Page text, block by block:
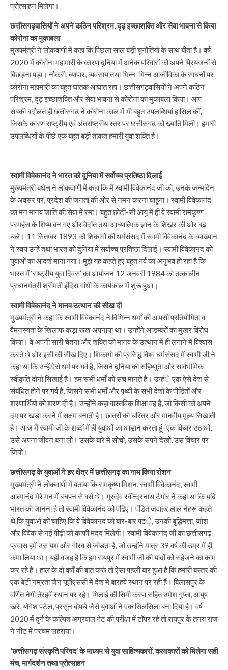
प्रोत्साहन मिलेगा।
छत्तीसगढ़वासियों ने अपने कठिन परिश्रम, दृढ़ इच्छाशक्ति और सेवा भावना से किया
कोरोना का मुकाबला
मुख्यमंत्री ने लोकवाणी में कहा कि पिछला साल बड़ी चुनौतियों के साथ बीता है। वर्ष
2020 में कोरोना महामारी के कारण दुनिया में अनेक परिवारों को अपने प्रियजनों से
बिछड़़ना पड़ा। नौकरी, व्यापार, व्यवसाय तथा भिन्न-भिन्न आजीविका के साधनों पर
कोरोना महामारी का बहुत घातक आघात रहा। छत्तीसगढ़वासियों ने अपने कठिन
परिश्रम, दृढ़ इच्छाशक्ति और सेवा भावना से कोरोना का मुकाबला किया। आप
सबकी बदौलत ही छत्तीसगढ़ ने कोरोना काल में भी बहुत उपलब्धियां हासिल कीं,
जिसके कारण राष्ट्रीय एवं अंतर्राष्ट्रीय स्तर पर छत्तीसगढ़ को ख्याति मिली। हमारी
उपलब्धियों के पीछे एक बहुत बड़ी ताकत हमारी युवा शक्ति है।
स्वामी विवेकानंद ने भारत को दुनिया में सर्वोच्च प्रतिष्ठा दिलाई
मुख्यमंत्री बघेल ने लोकवाणी में कहा कि मैं स्वामी विवेकानंद जी को, उनके जन्मदिन
के अवसर पर, प्रदेश की जनता की ओर से नमन करना चाहूंगा। स्वामी विवेकानंद
का मन मानव जाति की सेवा में रमा। बहुत छोटी-सी आयु में ही वे स्वामी रामकृष्ण
परमहंस के शिष्य बन गए और वेदांत तथा आध्यात्मिक ज्ञान के शिखर की ओर बढ़
चले। 11 सितम्बर 1893 को शिकागो की धर्मसंसद में स्वामी विवेकानंद के व्याख्यान
ने स्वयं उन्हें तथा भारत को दुनिया में सर्वोच्च प्रतिष्ठा दिलाई। स्वामी विवेकानंद को
युवाओं का आदर्श माना गया। मुझे यह कहते हुए बहुत गर्व का अनुभव हो रहा है कि
भारत में ‘राष्ट्रीय युवा दिवस’ का आयोजन 12 जनवरी 1984 को तत्कालीन
प्रधानमंत्री श्रीमती इंदिरा गांधी के कार्यकाल में शुरू हुआ।
स्वामी विवेकानंद ने मानव उत्थान की सीख दी
मुख्यमंत्री ने कहा कि स्वामी विवेकानंद ने विभिन्न धर्मों की आपसी प्रतियोगिता व
वैमनस्यता के खिलाफ कड़ा रूख अपनाया था। उन्होंने आडम्बरों का मुखर विरोध
किया। वे अपनी सारी चेतना और शक्ति को मानव के उत्थान में ही लगाने में विश्वास
करते थे और इसी की सीख दिए। शिकागो की प्रसिद्ध विश्व धर्मसंसद में स्वामी जी ने
कहा था कि उन्हें ऐसे धर्म पर गर्व है, जिसने दुनिया को सहिष्णुता और सार्वभौमिक
स्वीकृति दोनों सिखाई है। हम सभी धर्मों को सच मानते हैं। उन्हंे एक ऐसे देश से
संबंधित होने पर गर्व है, जिसने सभी धर्मों और पृथ्वी के सभी देशों के पीडि़तों और
शरणार्थियों को शरण दी है। उन्होंने कहा वास्तविक शिक्षा वह है, जो किसी को अपने
दम पर खड़ा करने में सक्षम बनाती है। छात्रों को चरित्र और मानवीय मूल्य सिखाती
है। आज मैं स्वामी जी के शब्दों में ही युवाओं का आह्वान करता हूं-‘एक विचार उठाओ,
उसे अपना जीवन बना लो। उसके बारे में सोचो, उसके सपने देखो, उस विचार पर
जियो।
छत्तीसगढ़ के युवाओं ने हर क्षेत्र में छत्तीसगढ़ का नाम किया रोशन
मुख्यमंत्री ने लोकवाणी में बताया कि रामकृष्ण मिशन, स्वामी विवेकानंद, स्वामी
आत्मानंद मेरे मन में बचपन से बसे थे। गुरुदेव रवीन्द्रनाथ टैगोर ने कहा था कि यदि
भारत को जानना है तो स्वामी विवेकानंद को पढि़ए। पंडित जवाहर लाल नेहरू कहते
थे कि युवाओं को चाहिए कि वे विवेकानंद को बार-बार पढं़े, उनकी बुद्धिमत्ता, जोश
और विवेक से नई पीढ़ी को काफी मदद मिलेगी। स्वामी विवेकानंद जी का छत्तीसगढ़
प्रवास हमें उस यश और गौरव से जोड़ता है, जो उन्होंने मात्र 39 वर्ष की उम्र में ही
कमा लिया था। यही वजह है कि हम रायपुर में स्वामी जी की यादों को सहेजने का काम
कर रहे हैं। हाल के दो वर्षों की बात करूं तो ऐसा पहली बार हुआ है कि हमारी बस्तर की
एक बेटी नम्रता जैन यूपीएससी में देश में बारहवें स्थान पर रही हैं। बिलासपुर के
वर्णित नेगी तेरहवें स्थान पर रहे। भिलाई की सिमी करण सहित उमेश गुप्ता, आयुष
खरे, योगेश पटेल, प्रसून बोपचे जैसे युवाओं ने एक सिलसिला बना दिया है। वर्ष
2020 में दुर्ग के कल्पित अग्रवाल गेट की परीक्षा में टॉपर रहे तो रायपुर के तनय राज
ने नीट में परचम लहराया।
‘छत्तीसगढ़ संस्कृति परिषद’ के माध्यम से युवा साहित्यकारों, कलाकारों को मिलेगा सही
मंच, मार्गदर्शन तथा प्रोत्साहन